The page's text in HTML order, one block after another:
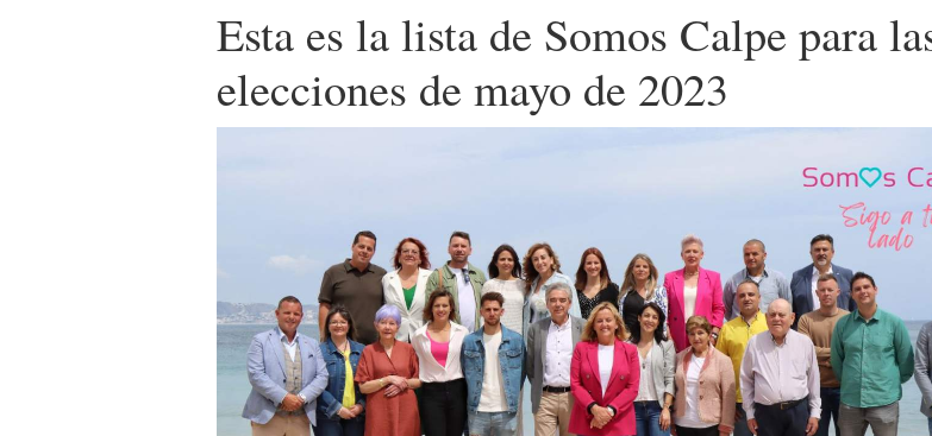
Esta es la lista de Somos Calpe para
elecciones de mayo de 2023